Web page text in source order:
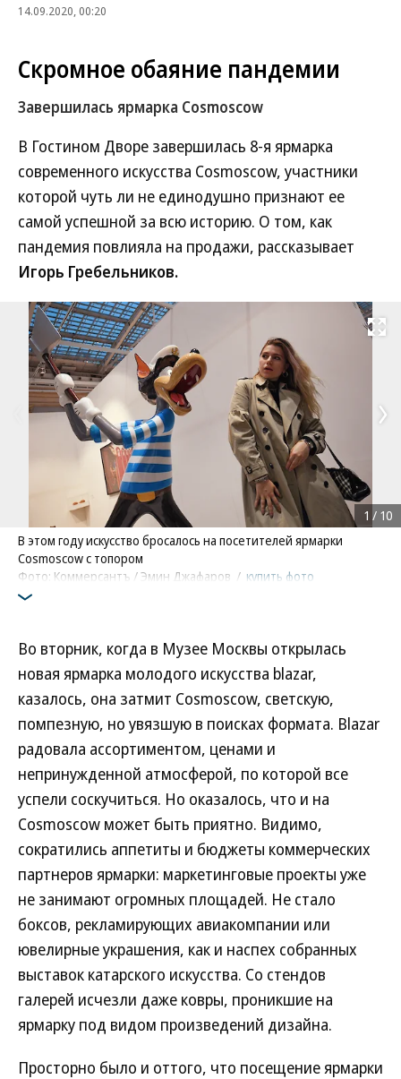
14.09.2020, 00:20
Скромное обаяние пандемии
Завершилась ярмарка Cosmoscow
В Гостином Дворе завершилась 8-я ярмарка
современного искусства Cosmoscow, участники
которой чуть ли не единодушно признают ее
самой успешной за всю историю. О том, как
пандемия повлияла на продажи, рассказывает
Игорь Гребельников.
Развернуть
В этом году искусство бросалось на посетителей ярмарки
Cosmoscow с топором
Фото: Коммерсантъ / Эмин Джафаров / купить фото
1 / 10
Во вторник, когда в Музее Москвы открылась
новая ярмарка молодого искусства blazar,
казалось, она затмит Cosmoscow, светскую,
помпезную, но увязшую в поисках формата. Blazar
радовала ассортиментом, ценами и
непринужденной атмосферой, по которой все
успели соскучиться. Но оказалось, что и на
Cosmoscow может быть приятно. Видимо,
сократились аппетиты и бюджеты коммерческих
партнеров ярмарки: маркетинговые проекты уже
не занимают огромных площадей. Не стало
боксов, рекламирующих авиакомпании или
ювелирные украшения, как и наспех собранных
выставок катарского искусства. Со стендов
галерей исчезли даже ковры, проникшие на
ярмарку под видом произведений дизайна.
Просторно было и оттого, что посещение ярмарки